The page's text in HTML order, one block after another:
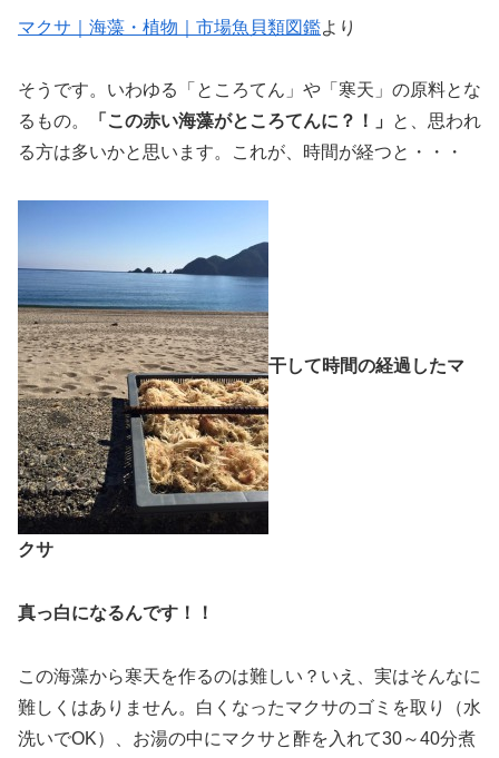
マクサ｜海藻・植物｜市場魚貝類図鑑より
そうです。いわゆる「ところてん」や「寒天」の原料とな
るもの。
「この赤い海藻がところてんに？！」
と、思われ
る方は多いかと思います。これが、時間が経つと・・・
干して時間の経過したマ
クサ
真っ白になるんです！！
この海藻から寒天を作るのは難しい？いえ、実はそんなに
難しくはありません。白くなったマクサのゴミを取り（水
洗いでOK）、お湯の中にマクサと酢を入れて30～40分煮